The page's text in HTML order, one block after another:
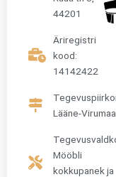
44201
Äriregistri
kood:
14142422
Lääne-Virumaa
Mööbli
kokkupanek ja